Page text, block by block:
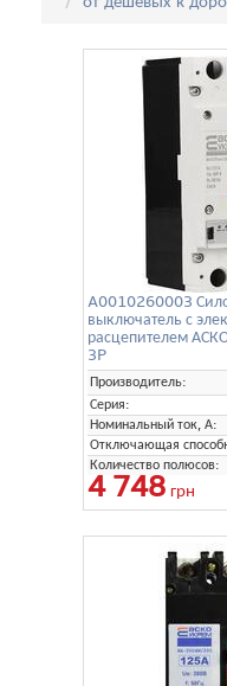
A0010260003
выключатель с
расцепителем
3P
Производитель:
Серия:
Номинальный ток, А:
Отключающая
Количество полюсов:
4 748 грн